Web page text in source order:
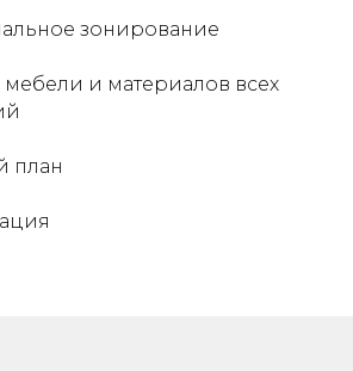
зонирование
и материалов всех
план